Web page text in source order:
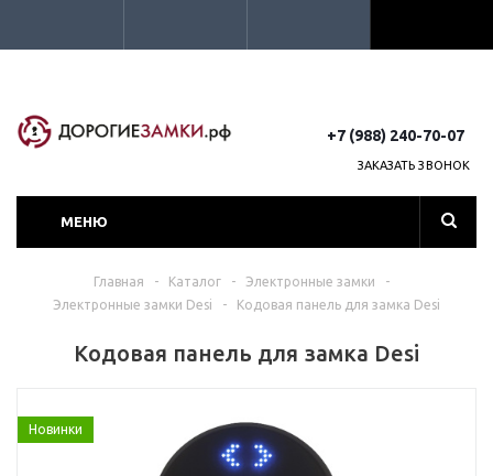
+7 (988) 240-70-07
ЗАКАЗАТЬ ЗВОНОК
МЕНЮ
Главная - Каталог - Электронные замки
-
Электронные замки Desi
- Кодовая панель для замка Desi
Кодовая панель для замка Desi
Новинки